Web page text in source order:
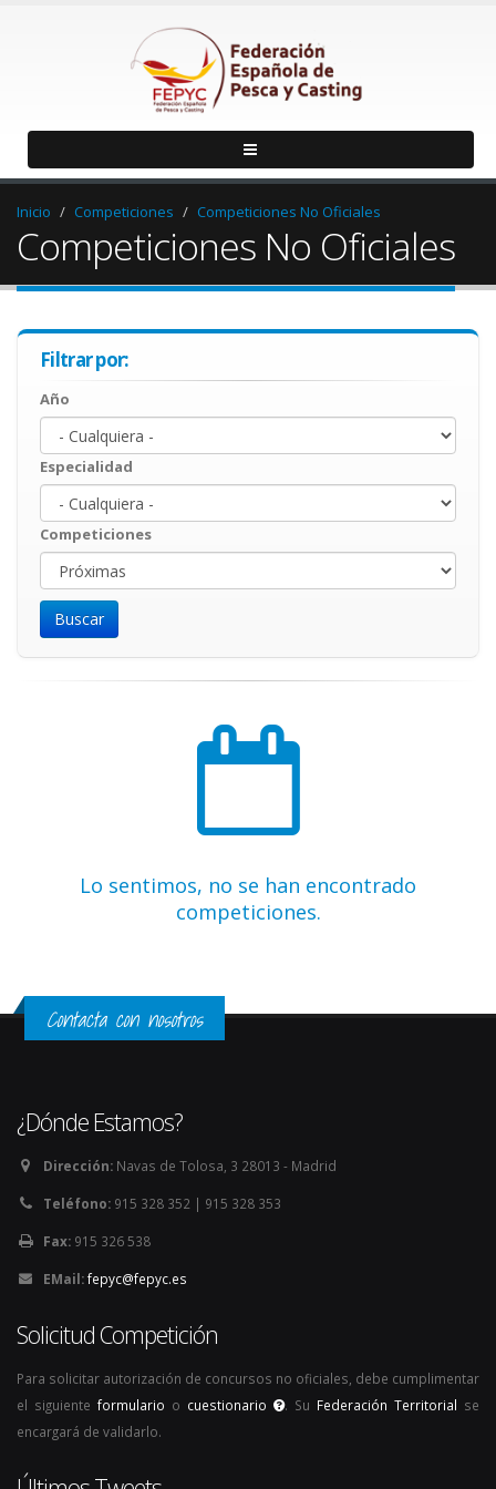
Inicio Competiciones Competiciones No Oficiales
Competiciones No Oficiales
Filtrar por:
Año
Year
Especialidad
Competiciones
Lo sentimos, no se han encontrado
competiciones.
Contacta con nosotros
¿Dónde Estamos?
Dirección: Navas de Tolosa, 3 28013 - Madrid
Teléfono: 915 328 352 | 915 328 353
Fax: 915 326 538
EMail:fepyc@fepyc.es
Solicitud Competición
Para solicitar autorización de concursos no oficiales, debe cumplimentar
el siguiente formulario o cuestionario . Su Federación Territorial se
encargará de validarlo.